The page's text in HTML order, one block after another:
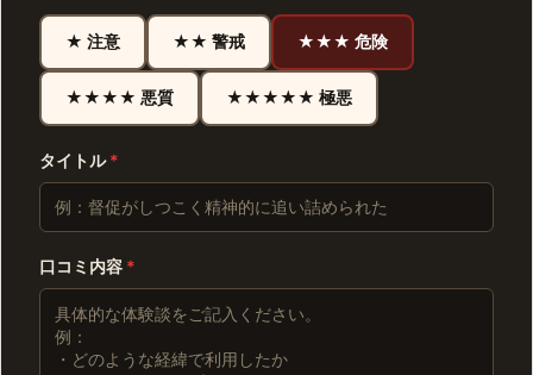
★ 注意 ★★ 警戒 ★★★ 危険
★★★★ 悪質 ★★★★★ 極悪
タイトル*
口コミ内容 *